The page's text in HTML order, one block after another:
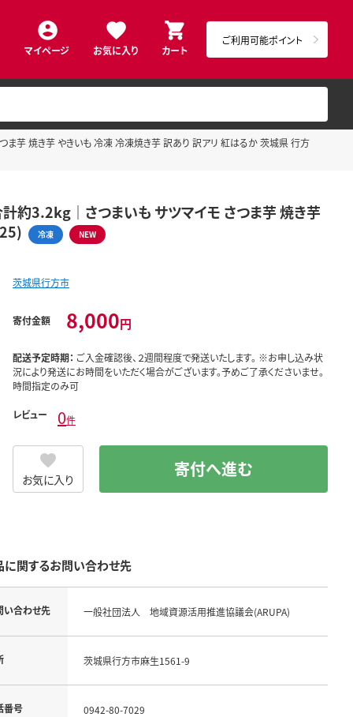
マイページ お気に入り カート
ご利用可能ポイント
焼き芋 やきいも 冷凍 冷凍焼き芋 訳あり 訳アリ 紅はるか 茨城県 行方
3.2kg｜さつまいも サツマイモ さつま芋 焼き芋
冷凍 NEW
茨城県行方市
寄付金額 8,000円
配送予定時期： ご入金確認後、２週間程度で発送いたします。 ※お申し込み状
況により発送にお時間をいただく場合がございます。予めご了承くださいませ。
時間指定のみ可
レビュー 0件
お気に入り 寄付へ進む
に関するお問い合わせ先
い合わせ先 一般社団法人 地域資源活用推進協議会(ARUPA)
茨城県行方市麻生1561-9
番号 0942-80-7029